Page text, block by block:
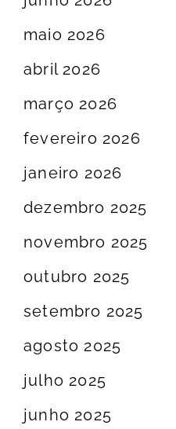
maio 2026
abril 2026
março 2026
fevereiro 2026
janeiro 2026
dezembro 2025
novembro 2025
outubro 2025
setembro 2025
agosto 2025
julho 2025
junho 2025